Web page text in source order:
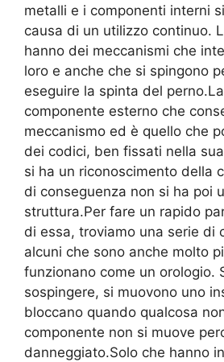
metalli e i componenti interni
causa di un utilizzo continuo.
hanno dei meccanismi che
loro e anche che si spingono
eseguire la spinta del
componente esterno che
meccanismo ed è quello che
dei codici, ben fissati nella
si ha un riconoscimento della
di conseguenza non si ha poi
struttura.Per fare un rapido
di essa, troviamo una serie di
alcuni che sono anche molto
funzionano come un orologio.
sospingere, si muovono uno
bloccano quando qualcosa
componente non si muove
danneggiato.Solo che hanno